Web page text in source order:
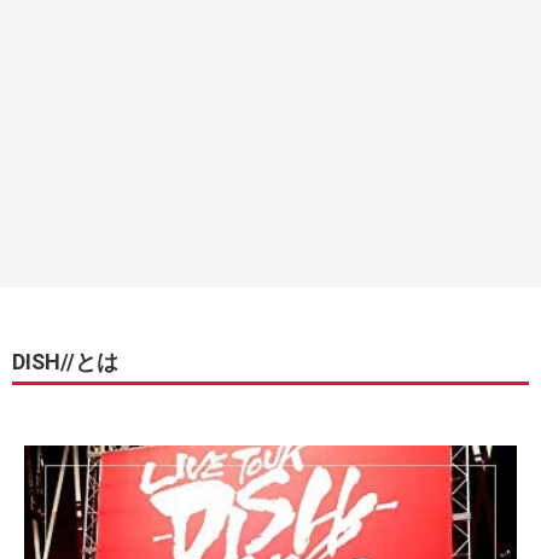
DISH//とは